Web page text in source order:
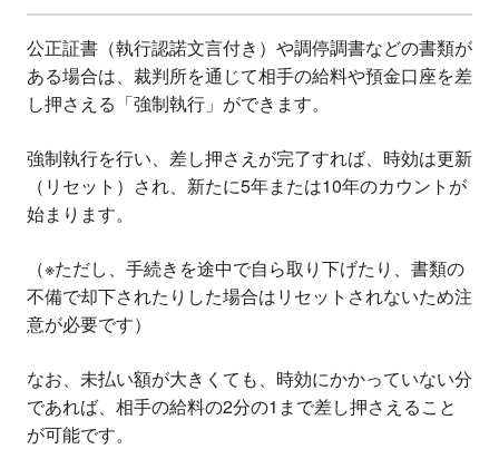
公正証書（執行認諾文言付き）や調停調書などの書類が
ある場合は、裁判所を通じて相手の給料や預金口座を差
し押さえる「強制執行」ができます。
強制執行を行い、差し押さえが完了すれば、時効は更新
（リセット）され、新たに5年または10年のカウントが
始まります。
（※ただし、手続きを途中で自ら取り下げたり、書類の
不備で却下されたりした場合はリセットされないため注
意が必要です）
なお、未払い額が大きくても、時効にかかっていない分
であれば、相手の給料の2分の1まで差し押さえること
が可能です。